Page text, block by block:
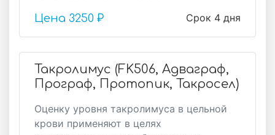
Срок 4 дня
Цена 3250 ₽
Такролимус (FK506, Адваграф,
Програф, Протопик, Такросел)
Оценку уровня такролимуса в цельной
крови применяют в целях